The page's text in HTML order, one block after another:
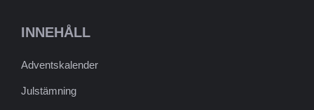
INNEHÅLL
Adventskalender
Julstämning